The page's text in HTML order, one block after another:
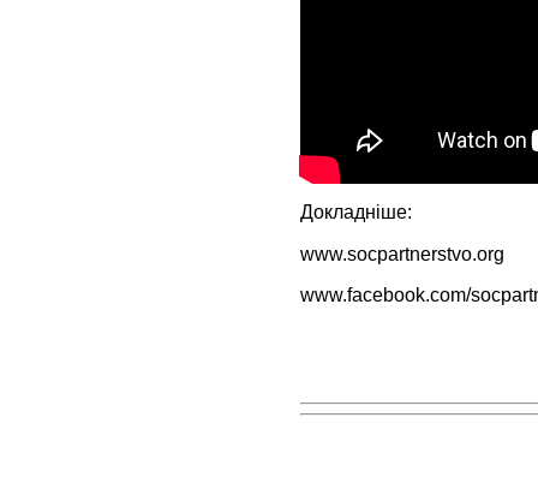
Докладніше:
www.socpartnerstvo.org
www.facebook.com/